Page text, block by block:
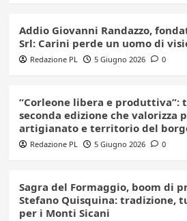
Addio Giovanni Randazzo,
Srl: Carini perde un uomo di
Redazione PL 5 Giugno 2026 0
“Corleone libera e
seconda edizione che valorizza
artigianato e territorio del
Redazione PL 5 Giugno 2026 0
Sagra del Formaggio, boom di
Stefano Quisquina: tradizione,
per i Monti Sicani